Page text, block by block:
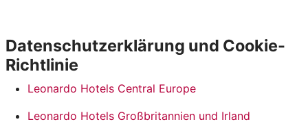
Datenschutzerklärung und Cookie-
Richtlinie
Leonardo Hotels Central Europe
Leonardo Hotels Großbritannien und Irland